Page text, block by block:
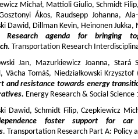
Michał, Mattioli Giulio, Schmidt
Ákos, Raudsepp Johanna,
Dawid, Dillman Kevin, Heinonen Jukka,
Research agenda for bringing
. Transportation Research
Jan, Mazurkiewicz Joanna, Stará
Vácha Tomáš, Niedziałkowski Krzysztof
and resistance towards energy
Energy Research & Social Science
Dawid, Schmidt Filip, Czepkiewicz
foster support for car
. Transportation Research Part A: Policy